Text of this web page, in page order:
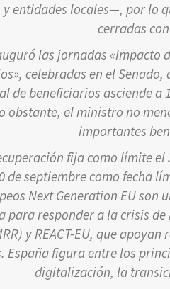
entidades locales—, por lo
cerradas
las jornadas «Impacto
celebradas en el
de beneficiarios asciende a
obstante, el ministro no
importantes
fija como límite
de septiembre como fecha
Next Generation EU
para responder a la crisis de
y REACT-EU, que
España figura entre los
digitalización, la